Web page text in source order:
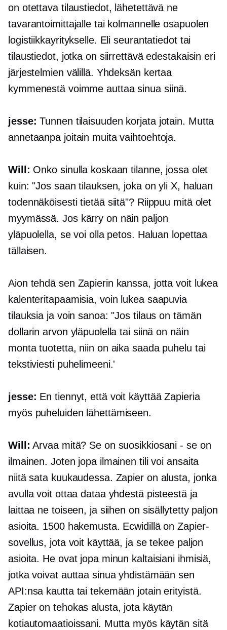
on otettava tilaustiedot, lähetettävä ne
tavarantoimittajalle tai kolmannelle osapuolen
logistiikkayritykselle. Eli seurantatiedot tai
tilaustiedot, jotka on siirrettävä edestakaisin eri
järjestelmien välillä. Yhdeksän kertaa
kymmenestä voimme auttaa sinua siinä.
jesse: Tunnen tilaisuuden korjata jotain. Mutta
annetaanpa joitain muita vaihtoehtoja.
Will: Onko sinulla koskaan tilanne, jossa olet
kuin: "Jos saan tilauksen, joka on yli X, haluan
todennäköisesti tietää siitä"? Riippuu mitä olet
myymässä. Jos kärry on näin paljon
yläpuolella, se voi olla petos. Haluan lopettaa
tällaisen.
Aion tehdä sen Zapierin kanssa, jotta voit lukea
kalenteritapaamisia, voin lukea saapuvia
tilauksia ja voin sanoa: "Jos tilaus on tämän
dollarin arvon yläpuolella tai siinä on näin
monta tuotetta, niin on aika saada puhelu tai
tekstiviesti puhelimeeni.'
jesse: En tiennyt, että voit käyttää Zapieria
myös puheluiden lähettämiseen.
Will: Arvaa mitä? Se on suosikkiosani - se on
ilmainen. Joten jopa ilmainen tili voi ansaita
niitä sata kuukaudessa. Zapier on alusta, jonka
avulla voit ottaa dataa yhdestä pisteestä ja
laittaa ne toiseen, ja siihen on sisällytetty paljon
asioita. 1500 hakemusta. Ecwidillä on Zapier-
sovellus, jota voit käyttää, ja se tekee paljon
asioita. He ovat jopa minun kaltaisiani ihmisiä,
jotka voivat auttaa sinua yhdistämään sen
API:nsa kautta tai tekemään jotain erityistä.
Zapier on tehokas alusta, jota käytän
kotiautomaatioissani. Mutta myös käytän sitä